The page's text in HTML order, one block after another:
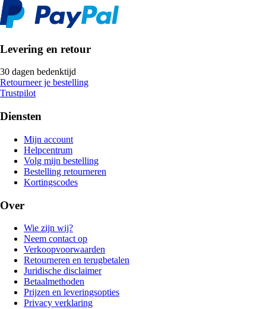
Levering en retour
30 dagen bedenktijd
Retourneer je bestelling
Trustpilot
Diensten
Mijn account
Helpcentrum
Volg mijn bestelling
Bestelling retourneren
Kortingscodes
Over
Wie zijn wij?
Neem contact op
Verkoopvoorwaarden
Retourneren en terugbetalen
Juridische disclaimer
Betaalmethoden
Prijzen en leveringsopties
Privacy verklaring